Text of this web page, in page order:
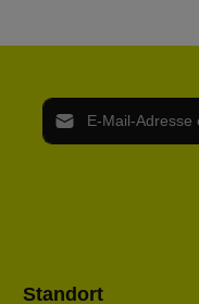
E-Mail-Adresse*
Standort